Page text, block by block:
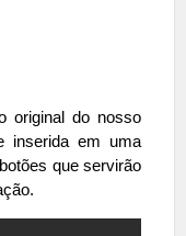
original do nosso
inserida em uma
que servirão